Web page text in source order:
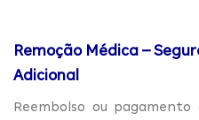
Remoção Médica –
Adicional
Reembolso ou pagamento